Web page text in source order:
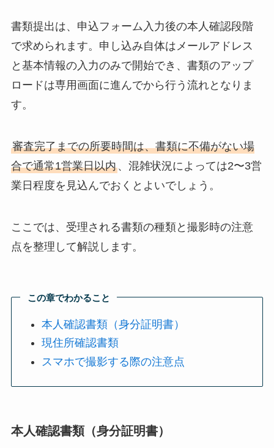
書類提出は、申込フォーム入力後の本人確認段階
で求められます。申し込み自体はメールアドレス
と基本情報の入力のみで開始でき、書類のアップ
ロードは専用画面に進んでから行う流れとなりま
す。
審査完了までの所要時間は、書類に不備がない場
合で通常1営業日以内、混雑状況によっては2〜3営
業日程度を見込んでおくとよいでしょう。
ここでは、受理される書類の種類と撮影時の注意
点を整理して解説します。
この章でわかること
本人確認書類（身分証明書）
現住所確認書類
スマホで撮影する際の注意点
本人確認書類（身分証明書）